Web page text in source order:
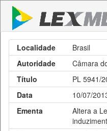
Localidade
Brasil
Autoridade
Câmara
Título
PL 5941/
Data
10/07/
Ementa
Altera a